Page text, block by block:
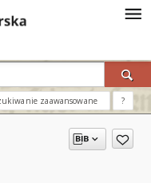
zaawansowane ?